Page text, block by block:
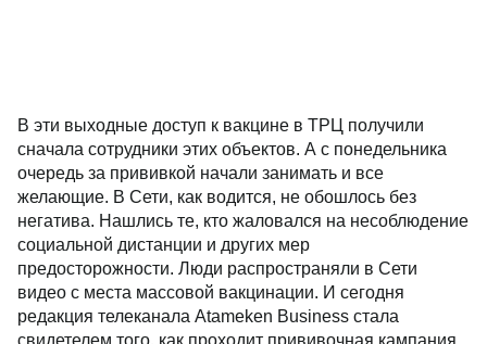
В эти выходные доступ к вакцине в ТРЦ получили
сначала сотрудники этих объектов. А с понедельника
очередь за прививкой начали занимать и все
желающие. В Сети, как водится, не обошлось без
негатива. Нашлись те, кто жаловался на несоблюдение
социальной дистанции и других мер
предосторожности. Люди распространяли в Сети
видео с места массовой вакцинации. И сегодня
редакция телеканала Atameken Business стала
свидетелем того, как проходит прививочная кампания